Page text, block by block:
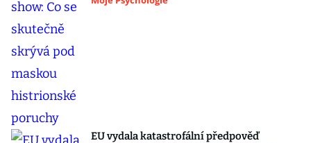
EU vydala katastrofální předpověď